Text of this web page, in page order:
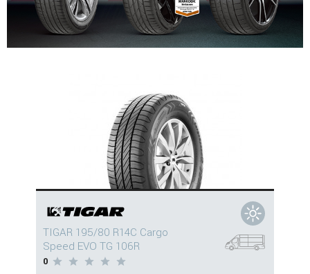
TIGAR 195/80 R14C Cargo
Speed EVO TG 106R
0